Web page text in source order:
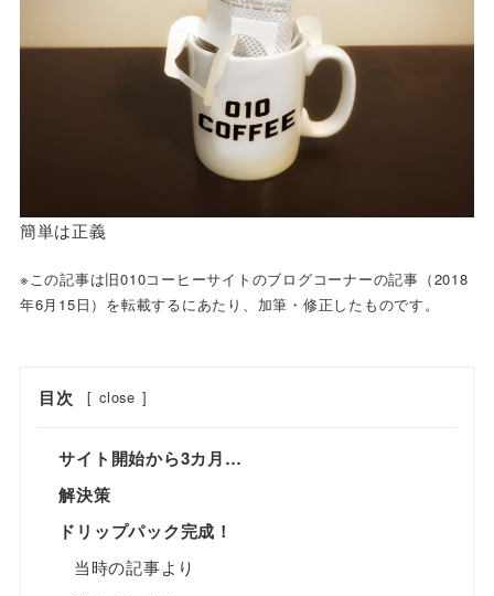
簡単は正義
※この記事は旧010コーヒーサイトのブログコーナーの記事（2018
年6月15日）を転載するにあたり、加筆・修正したものです。
目次 [ close ]
サイト開始から3カ月…
解決策
ドリップパック完成！
当時の記事より